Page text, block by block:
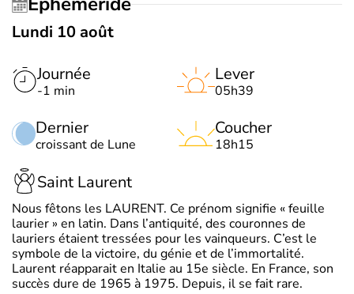
Lundi 10 août
Journée
-1 min
Dernier
croissant de Lune
Lever
05h39
Coucher
18h15
Saint Laurent
Nous fêtons les LAURENT. Ce prénom signifie « feuille
laurier » en latin. Dans l’antiquité, des couronnes de
lauriers étaient tressées pour les vainqueurs. C’est le
symbole de la victoire, du génie et de l’immortalité.
Laurent réapparait en Italie au 15e siècle. En France, son
succès dure de 1965 à 1975. Depuis, il se fait rare.